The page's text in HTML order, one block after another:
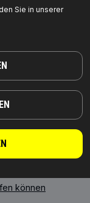
Sie in unserer
können